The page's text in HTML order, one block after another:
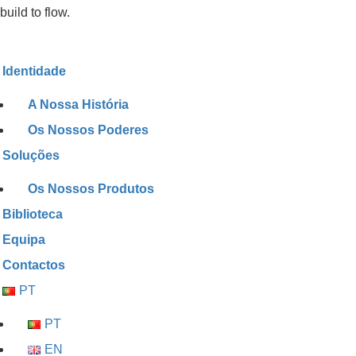
build to flow.
Identidade
A Nossa História
Os Nossos Poderes
Soluções
Os Nossos Produtos
Biblioteca
Equipa
Contactos
PT
PT
EN